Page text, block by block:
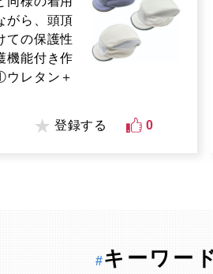
がら、頭頂
ての保護性
機能付き作
レタン＋
登録する 0
#キーワー